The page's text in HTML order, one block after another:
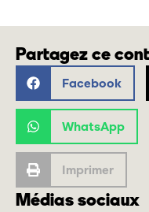
Partagez ce
Facebook
WhatsApp
Imprimer
Médias sociaux